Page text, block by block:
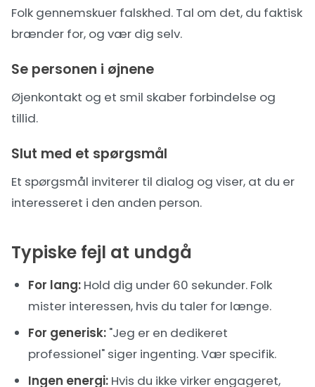
Folk gennemskuer falskhed. Tal om det, du faktisk
brænder for, og vær dig selv.
Se personen i øjnene
Øjenkontakt og et smil skaber forbindelse og
tillid.
Slut med et spørgsmål
Et spørgsmål inviterer til dialog og viser, at du er
interesseret i den anden person.
Typiske fejl at undgå
For lang: Hold dig under 60 sekunder. Folk
mister interessen, hvis du taler for længe.
For generisk: "Jeg er en dedikeret
professionel" siger ingenting. Vær specifik.
Ingen energi: Hvis du ikke virker engageret,